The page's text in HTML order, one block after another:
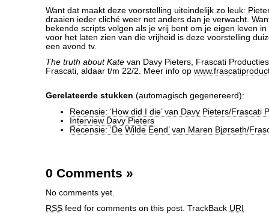
Want dat maakt deze voorstelling uiteindelijk zo leuk:
draaien ieder cliché weer net anders dan je verwacht.
bekende scripts volgen als je vrij bent om je eigen leven
voor het laten zien van die vrijheid is deze voorstelling
een avond tv.
The truth about Kate van Davy Pieters, Frascati
Frascati, aldaar t/m 22/2. Meer info op
Gerelateerde stukken (automagisch gegenereerd):
Recensie: ‘How did I die’ van Davy Pieters/Frascati
Interview Davy Pieters
Recensie: ‘De Wilde Eend’ van Maren Bjørseth/
0 Comments »
No comments yet.
RSS feed for comments on this post. TrackBack URI